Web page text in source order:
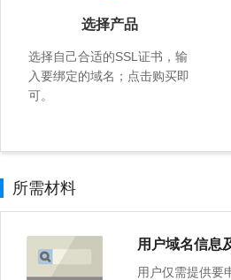
选择产品
选择自己合适的SSL证书，输
入要绑定的域名；点击购买即
可。
所需材料
用户域名信息
用户仅需提供要